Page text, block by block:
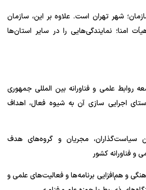
شهر تهران است. علاوه بر این، سازمان
امنا؛ نمایندگی‌هایی را در سایر استان‌ها
روابط علمی و فناورانه بین المللی جمهوری
اجرایی سازی آن به شیوه فعال، اهداف
سیاست‌گذاران، مجریان و گروه‌های هدف
و فناورانه کشور
و هم‌افزایی برنامه‌ها و فعالیت‌های علمی و